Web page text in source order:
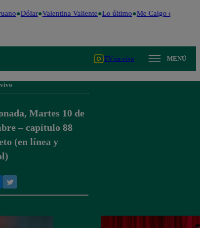
Dólar Valentina Valiente Lo último Me Caigo de Risa
TV en vivo MENÚ
Martes 10 de
– capítulo 88
(en línea y